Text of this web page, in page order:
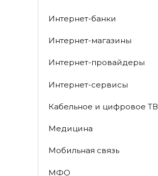
Интернет-банки
Интернет-магазины
Интернет-провайдеры
Интернет-сервисы
Кабельное и цифровое ТВ
Медицина
Мобильная связь
МФО